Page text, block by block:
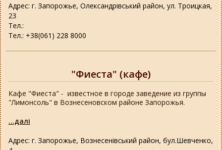
Адрес: г. Запорожье, Олександрівський район, ул. Троицкая,
23
Тел.:
Тел.: +38(061) 228 8000
"Фиеста" (кафе)
Адрес: г. Запорожье, Вознесенівський район, бул.Шевченко,
Кафе "Фиеста" - известное в городе заведение из группы
"Лимонсоль" в Вознесеновском районе Запорожья.
...далі